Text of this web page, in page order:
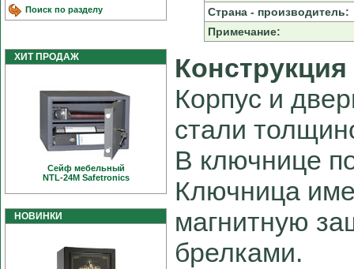
Поиск по разделу
ХИТ ПРОДАЖ
Сейф мебельный
NTL-24M Safetronics
НОВИНКИ
Страна - производитель:
Примечание:
Конструкция
Корпус и
стали
В ключнице
Ключница
магнитную
брелками.